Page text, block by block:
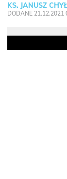
KS. JANUSZ
DODANE 21.12.2021